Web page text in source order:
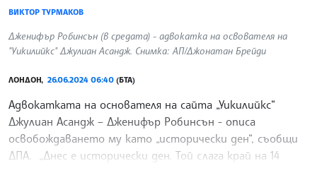
ВИКТОР ТУРМАКОВ
Дженифър Робинсън (в средата) - адвокатка на освователя на
"Уикилийкс" Джулиан Асандж. Снимка: АП/Джонатан Брейди
ЛОНДОН, 26.06.2024 06:40 (БТА)
Адвокатката на основателя на сайта „Уикилийкс“
Джулиан Асандж – Дженифър Робинсън - описа
освобождаването му като „исторически ден“, съобщи
ДПА. „Днес е исторически ден. Той слага край на 14